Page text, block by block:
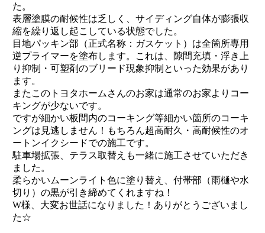
た。
表層塗膜の耐候性は乏しく、サイディング自体が膨張収
縮を繰り返し起こしている状態でした。
目地パッキン部（正式名称：ガスケット）は全箇所専用
逆プライマーを塗布します。これは、隙間充填・浮き上
り抑制・可塑剤のブリード現象抑制といった効果があり
ます。
またこのトヨタホームさんのお家は通常のお家よりコー
キングが少ないです。
ですが細かい板間内のコーキング等細かい箇所のコーキ
ングは見逃しません！もちろん超高耐久・高耐候性のオ
ートンイクシードでの施工です。
駐車場拡張、テラス取替えも一緒に施工させていただき
ました。
柔らかいムーンライト色に塗り替え、付帯部（雨樋や水
切り）の黒が引き締めてくれますね！
W様、大変お世話になりました！ありがとうございまし
た☆